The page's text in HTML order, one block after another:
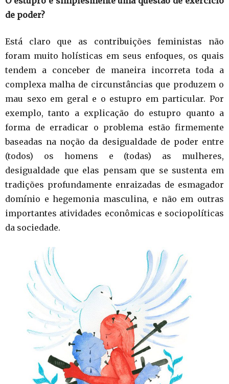
de poder?
Está claro que as contribuições feministas não
foram muito holísticas em seus enfoques, os quais
tendem a conceber de maneira incorreta toda a
complexa malha de circunstâncias que produzem o
mau sexo em geral e o estupro em particular. Por
exemplo, tanto a explicação do estupro quanto a
forma de erradicar o problema estão firmemente
baseadas na noção da desigualdade de poder entre
(todos) os homens e (todas) as mulheres,
desigualdade que elas pensam que se sustenta em
tradições profundamente enraizadas de esmagador
domínio e hegemonia masculina, e não em outras
importantes atividades econômicas e sociopolíticas
da sociedade.